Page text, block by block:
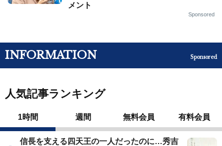
メント
Sponsored
INFORMATION Sponsored
人気記事ランキング
1時間 週間 無料会員 有料会員
信長を支える四天王の一人だったのに…秀吉